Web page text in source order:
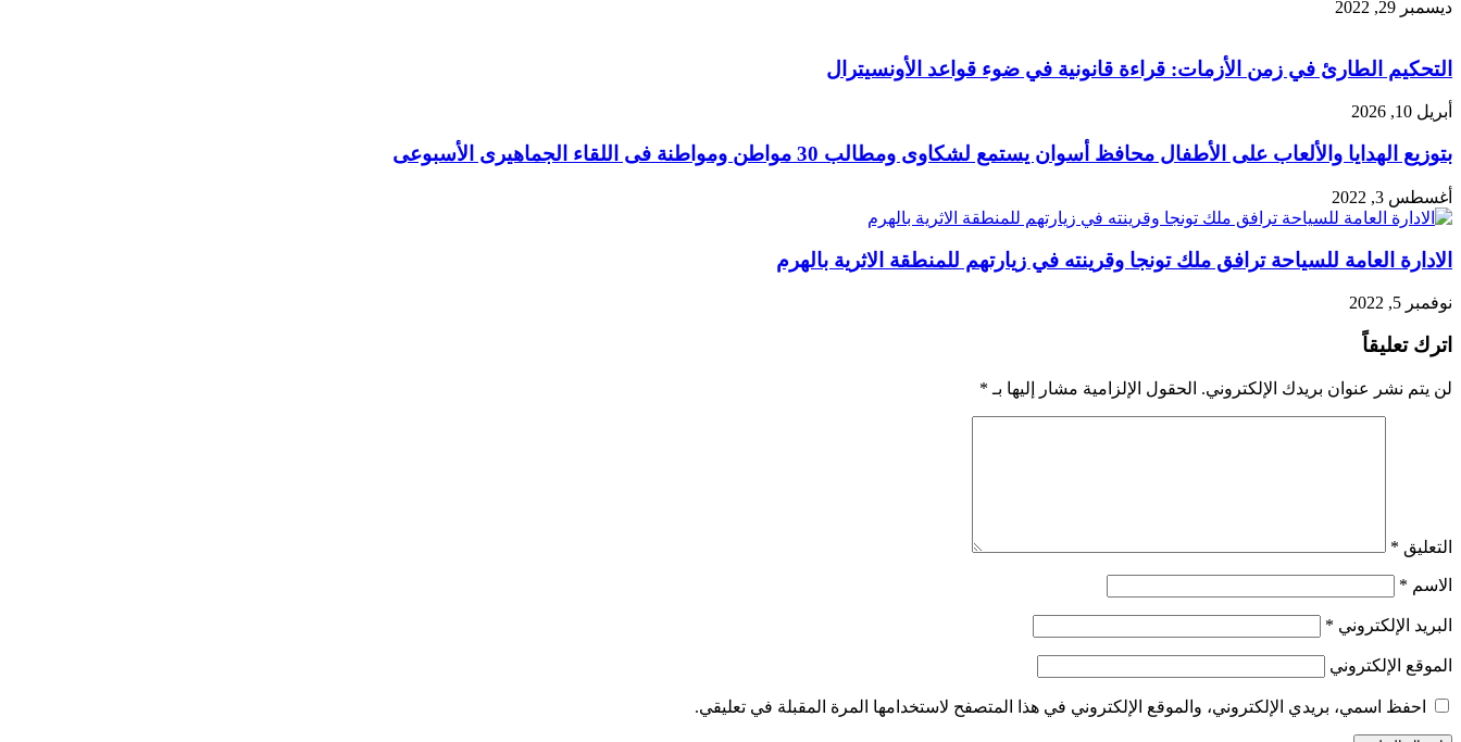
ديسمبر 29, 2022
التحكيم الطارئ في زمن الأزمات: قراءة قانونية في ضوء قواعد الأونسيترال
أبريل 10, 2026
بتوزيع الهدايا والألعاب على الأطفال محافظ أسوان يستمع لشكاوى ومطالب 30 مواطن ومواطنة فى اللقاء الجماهيرى الأسبوعى
أغسطس 3, 2022
الادارة العامة للسياحة ترافق ملك تونجا وقرينته في زيارتهم للمنطقة الاثرية بالهرم
نوفمبر 5, 2022
اترك تعليقاً
لن يتم نشر عنوان بريدك الإلكتروني. الحقول الإلزامية مشار إليها بـ *
التعليق *
الاسم *
البريد الإلكتروني *
الموقع الإلكتروني
احفظ اسمي، بريدي الإلكتروني، والموقع الإلكتروني في هذا المتصفح لاستخدامها المرة المقبلة في تعليقي.